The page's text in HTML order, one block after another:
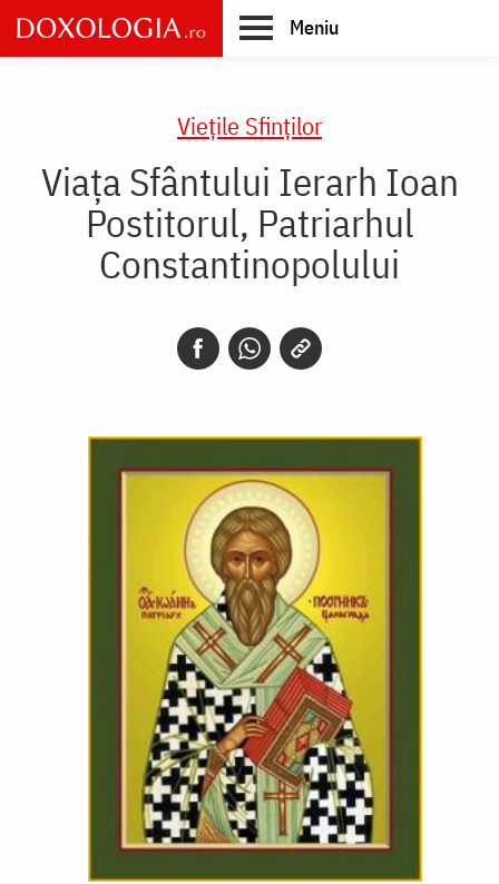
Skip
to
main
Meniu
Vieţile Sfinţilor
Viața Sfântului Ierarh Ioan
Postitorul, Patriarhul
Constantinopolului